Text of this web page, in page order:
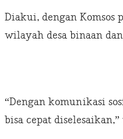
Diakui, dengan Komsos
wilayah desa binaan
“Dengan komunikasi
bisa cepat